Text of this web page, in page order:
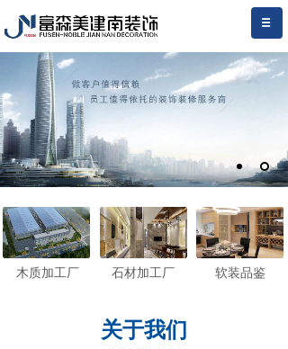
石材加工厂 软装品鉴
木质加工厂
关于我们